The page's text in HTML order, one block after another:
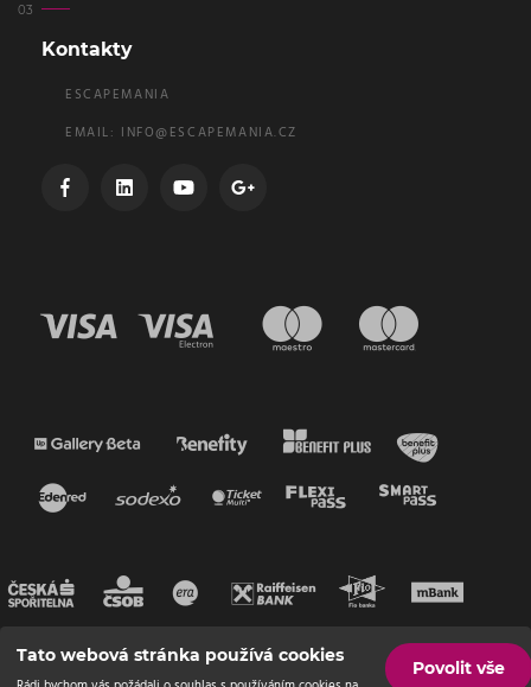
Kontakty
ESCAPEMANIA
EMAIL: INFO@ESCAPEMANIA.CZ
Tato webová stránka používá cookies
Povolit vše